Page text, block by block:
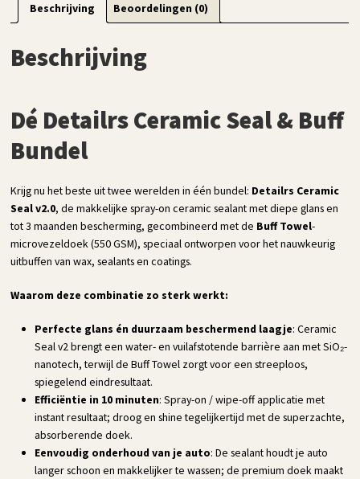
Beschrijving Beoordelingen (0)
Beschrijving
Dé Detailrs Ceramic Seal & Buff
Bundel
Krijg nu het beste uit twee werelden in één bundel: Detailrs Ceramic
Seal v2.0, de makkelijke spray-on ceramic sealant met diepe glans en
tot 3 maanden bescherming, gecombineerd met de Buff Towel-
microvezeldoek (550 GSM), speciaal ontworpen voor het nauwkeurig
uitbuffen van wax, sealants en coatings.
Waarom deze combinatie zo sterk werkt:
Perfecte glans én duurzaam beschermend laagje: Ceramic
Seal v2 brengt een water- en vuilafstotende barrière aan met SiO₂-
nanotech, terwijl de Buff Towel zorgt voor een streeploos,
spiegelend eindresultaat.
Efficiëntie in 10 minuten: Spray-on / wipe-off applicatie met
instant resultaat; droog en shine tegelijkertijd met de superzachte,
absorberende doek.
Eenvoudig onderhoud van je auto: De sealant houdt je auto
langer schoon en makkelijker te wassen; de premium doek maakt